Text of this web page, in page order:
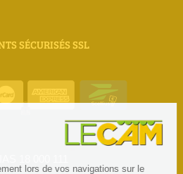
SÉCURISÉS SSL